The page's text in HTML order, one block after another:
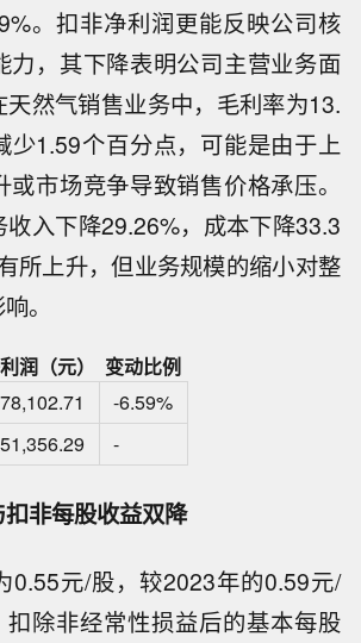
。扣非净利润更能反映公司核
力，其下降表明公司主营业务面
然气销售业务中，毛利率为13.
少1.59个百分点，可能是由于上
市场竞争导致销售价格承压。
收入下降29.26%，成本下降33.3
所上升，但业务规模的缩小对整
。
润（元）
变动比例
-6.59%
-
非每股收益双降
0.55元/股，较2023年的0.59元/
扣除非经常性损益后的基本每股